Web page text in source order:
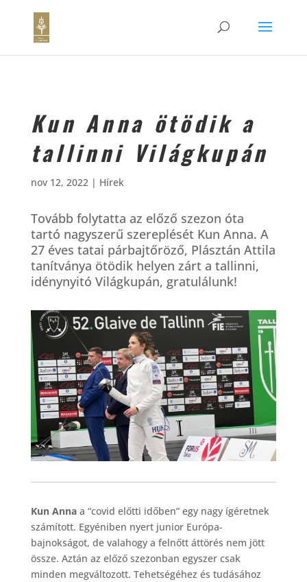
Kun Anna ötödik a
tallinni Világkupán
nov 12, 2022| Hírek
Tovább folytatta az előző szezon óta
tartó nagyszerű szereplését Kun Anna. A
27 éves tatai párbajtőröző, Plásztán Attila
tanítványa ötödik helyen zárt a tallinni,
idénynyitó Világkupán, gratulálunk!
Kun Annaa “covid előtti időben” egy nagy ígéretnek
számított. Egyéniben nyert junior Európa-
bajnokságot, de valahogy a felnőtt áttörés nem jött
össze. Aztán az előző szezonban egyszer csak
minden megváltozott. Tehetségéhez és tudásához